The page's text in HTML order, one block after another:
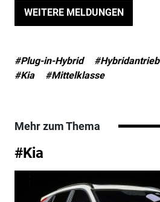
WEITERE MELDUNGEN
#Plug-in-Hybrid #Hybridantrieb
#Kia
#Mittelklasse
Mehr zum Thema
#Kia